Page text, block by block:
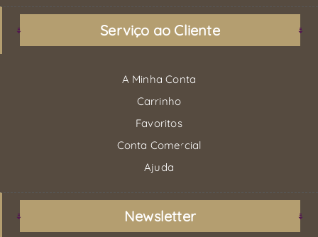
Serviço ao Cliente
A Minha Conta
Carrinho
Favoritos
Conta Comercial
Ajuda
Newsletter